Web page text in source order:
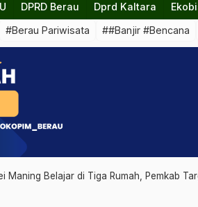
DPRD Berau Dprd Kaltara
#Berau Pariwisata ##Banjir #Bencana
Maning Belajar di Tiga Rumah, Pemkab